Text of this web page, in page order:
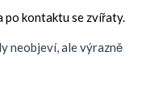
po kontaktu se zvířaty.
neobjeví, ale výrazně